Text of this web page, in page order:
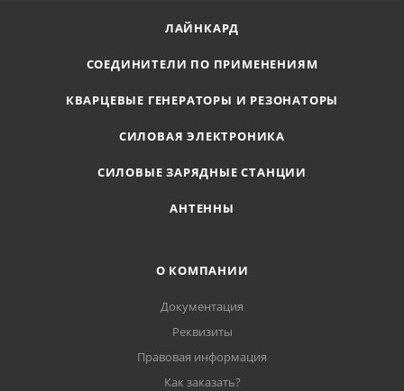
ЛАЙНКАРД
СОЕДИНИТЕЛИ ПО ПРИМЕНЕНИЯМ
КВАРЦЕВЫЕ ГЕНЕРАТОРЫ И РЕЗОНАТОРЫ
СИЛОВАЯ ЭЛЕКТРОНИКА
СИЛОВЫЕ ЗАРЯДНЫЕ СТАНЦИИ
АНТЕННЫ
О КОМПАНИИ
Документация
Реквизиты
Правовая информация
Как заказать?